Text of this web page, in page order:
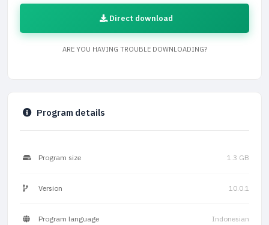
Direct download
ARE YOU HAVING TROUBLE DOWNLOADING?
Program details
Program size 1.3 GB
Version 10.0.1
Program language Indonesian